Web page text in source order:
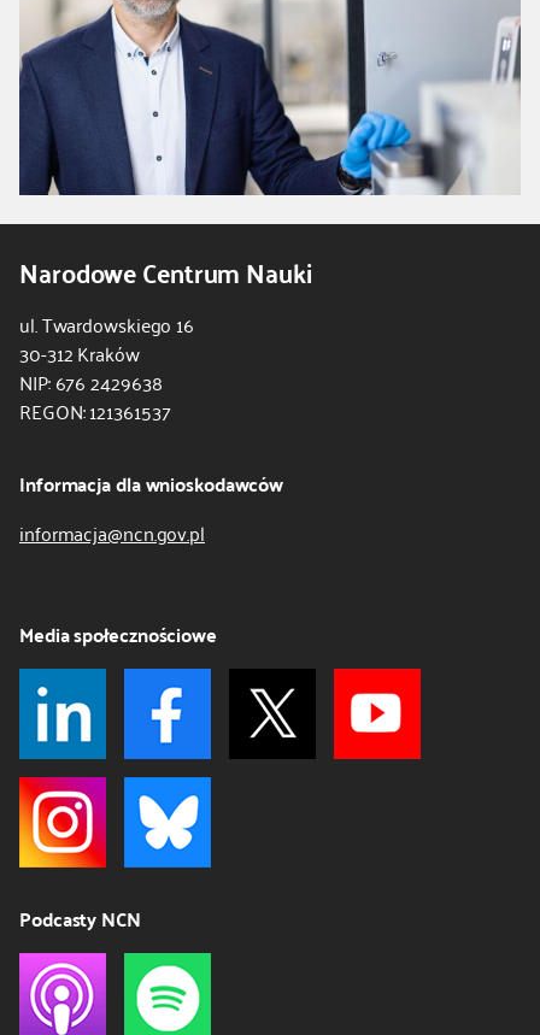
Narodowe Centrum Nauki
ul. Twardowskiego 16
30-312 Kraków
NIP: 676 2429638
REGON: 121361537
Informacja dla wnioskodawców
informacja@ncn.gov.pl
Media społecznościowe
Podcasty NCN